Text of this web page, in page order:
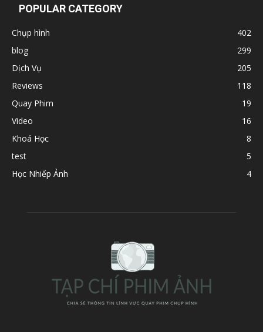
POPULAR CATEGORY
Chụp hình
402
blog
299
Dịch Vụ
205
Reviews
118
Quay Phim
19
Video
16
Khoá Học
8
test
5
Học Nhiếp Ảnh
4